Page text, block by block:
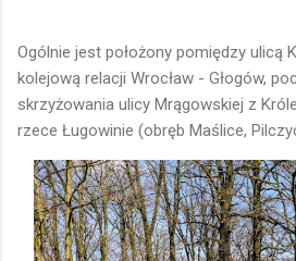
Ogólnie jest położony pomiędzy ulicą
kolejową relacji Wrocław - Głogów,
skrzyżowania ulicy Mrągowskiej z
rzece Ługowinie (obręb Maślice,